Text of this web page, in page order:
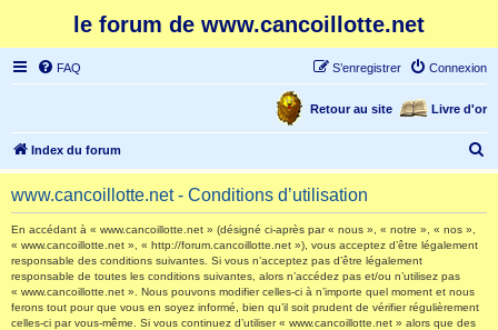
le forum de www.cancoillotte.net
FAQ Connexion
S’enregistrer
Livre d'or
Retour au site
Index du forum
e
www.cancoillotte.net - Conditions d’utilisation
En accédant à « www.cancoillotte.net » (désigné ci-après par « nous », « notre », « nos »,
« www.cancoillotte.net », « http://forum.cancoillotte.net »), vous acceptez d’être légalement
responsable des conditions suivantes. Si vous n’acceptez pas d’être légalement
responsable de toutes les conditions suivantes, alors n’accédez pas et/ou n’utilisez pas
« www.cancoillotte.net ». Nous pouvons modifier celles-ci à n’importe quel moment et nous
ferons tout pour que vous en soyez informé, bien qu’il soit prudent de vérifier régulièrement
celles-ci par vous-même. Si vous continuez d’utiliser « www.cancoillotte.net » alors que des